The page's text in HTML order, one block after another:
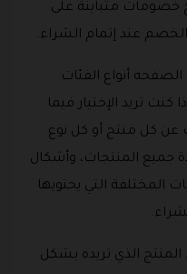
خصومات متباينة على
عند إتمام الشراء.
أنواع الفئات
تريد الإختيار فيما
عن كل منتج أو كل نوع
المنتجات، وأشكال
المختلفة التي يحتويها
المنتج الذي تريده بشكل